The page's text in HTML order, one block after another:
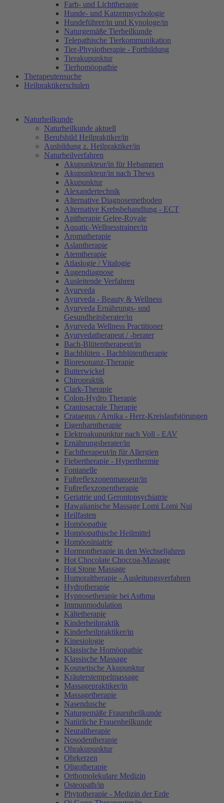
Farb- und Lichttherapie
Hunde- und Katzenpsychologie
Hundeführer/in und Kynologe/in
Naturgemäße Tierheilkunde
Telepathische Tierkommunikation
Tier-Physiotherapie - Fortbildung
Tierakupunktur
Tierhomöopathie
Therapeutensuche
Heilpraktikerschulen
Naturheilkunde
Naturheilkunde aktuell
Berufsbild Heilpraktiker/in
Ausbildung z. Heilpraktiker/in
Naturheilverfahren
Akupunkteur/in für Hebammen
Akupunkteur/in nach Thews
Akupunktur
Alexandertechnik
Alternative Diagnosemethoden
Alternative Krebsbehandlung - ECT
Apitherapie Gelee-Royale
Aquatic-Wellnesstrainer/in
Aromatherapie
Aslantherapie
Atemtherapie
Atlaslogie / Vitalogie
Augendiagnose
Ausleitende Verfahren
Ayurveda
Ayurveda - Beauty & Wellness
Ayurveda Ernährungs- und
Gesundheitsberater/in
Ayurveda Wellness Practitioner
Ayurvedatherapeut / -berater
Bach-Blütentherapeut/in
Bachblüten - Bachblütentherapie
Bioresonanz-Therapie
Butterwickel
Chiropraktik
Clark-Therapie
Colon-Hydro Therapie
Craniosacrale Therapie
Crataegus / Arnika - Herz-Kreislaufstörungen
Eigenharntherapie
Elektroakupunktur nach Voll - EAV
Ernährungsberater/in
Fachtherapeut/in für Allergien
Fiebertherapie - Hyperthermie
Fontanelle
Fußreflexzonenmasseur/in
Fußreflexzonentherapie
Geriatrie und Gerontopsychiatrie
Hawaiianische Massage Lomi Lomi Nui
Heilfasten
Homöopathie
Homöopathische Heilmittel
Homöosiniatrie
Hormontherapie in den Wechseljahren
Hot Chocolate Choccoa-Massage
Hot Stone Massage
Humoraltherapie - Ausleitungsverfahren
Hydrotherapie
Hypnosetherapie bei Asthma
Immunmodulation
Kältetherapie
Kinderheilpraktik
Kinderheilpraktiker/in
Kinesiologie
Klassische Homöopathie
Klassische Massage
Kosmetische Akupunktur
Kräuterstempelmassage
Massagepraktiker/in
Massagetherapie
Nasendusche
Naturgemäße Frauenheilkunde
Natürliche Frauenheilkunde
Neuraltherapie
Nosodentherapie
Ohrakupunktur
Ohrkerzen
Oligotherapie
Orthomolekulare Medizin
Osteopath/in
Phytotherapie - Medizin der Erde